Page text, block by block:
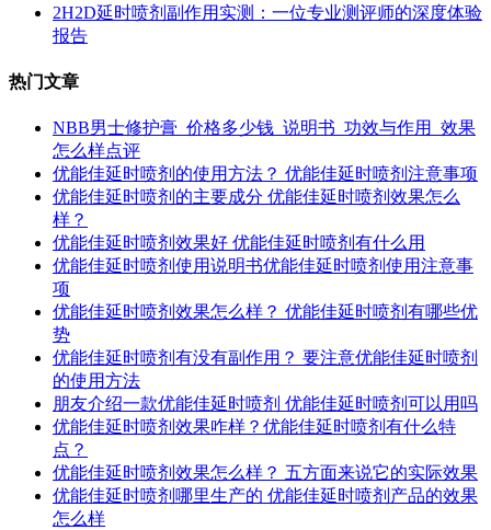
2H2D延时喷剂副作用实测：一位专业测评师的深度体验
报告
热门文章
NBB男士修护膏_价格多少钱_说明书_功效与作用_效果
怎么样点评
优能佳延时喷剂的使用方法？ 优能佳延时喷剂注意事项
优能佳延时喷剂的主要成分 优能佳延时喷剂效果怎么
样？
优能佳延时喷剂效果好 优能佳延时喷剂有什么用
优能佳延时喷剂使用说明书优能佳延时喷剂使用注意事
项
优能佳延时喷剂效果怎么样？ 优能佳延时喷剂有哪些优
势
优能佳延时喷剂有没有副作用？ 要注意优能佳延时喷剂
的使用方法
朋友介绍一款优能佳延时喷剂 优能佳延时喷剂可以用吗
优能佳延时喷剂效果咋样？优能佳延时喷剂有什么特
点？
优能佳延时喷剂效果怎么样？ 五方面来说它的实际效果
优能佳延时喷剂哪里生产的 优能佳延时喷剂产品的效果
怎么样